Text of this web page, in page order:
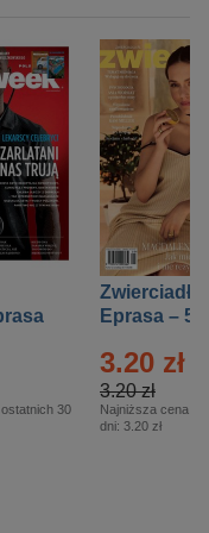
30
Zwierciadło
Eprasa – 5/
3.20 zł
3.20 zł
Najniższa cena z
dni: 3.20 zł